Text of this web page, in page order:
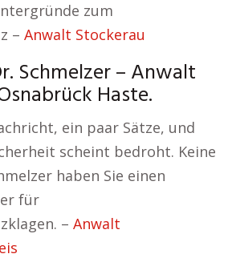
zum
– Anwalt Stockerau
Schmelzer – Anwalt
Haste.
ein paar Sätze, und
scheint bedroht. Keine
haben Sie einen
für
– Anwalt